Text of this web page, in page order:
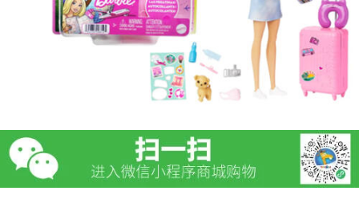
电子玩具
益智学习玩具
户外及运动产品